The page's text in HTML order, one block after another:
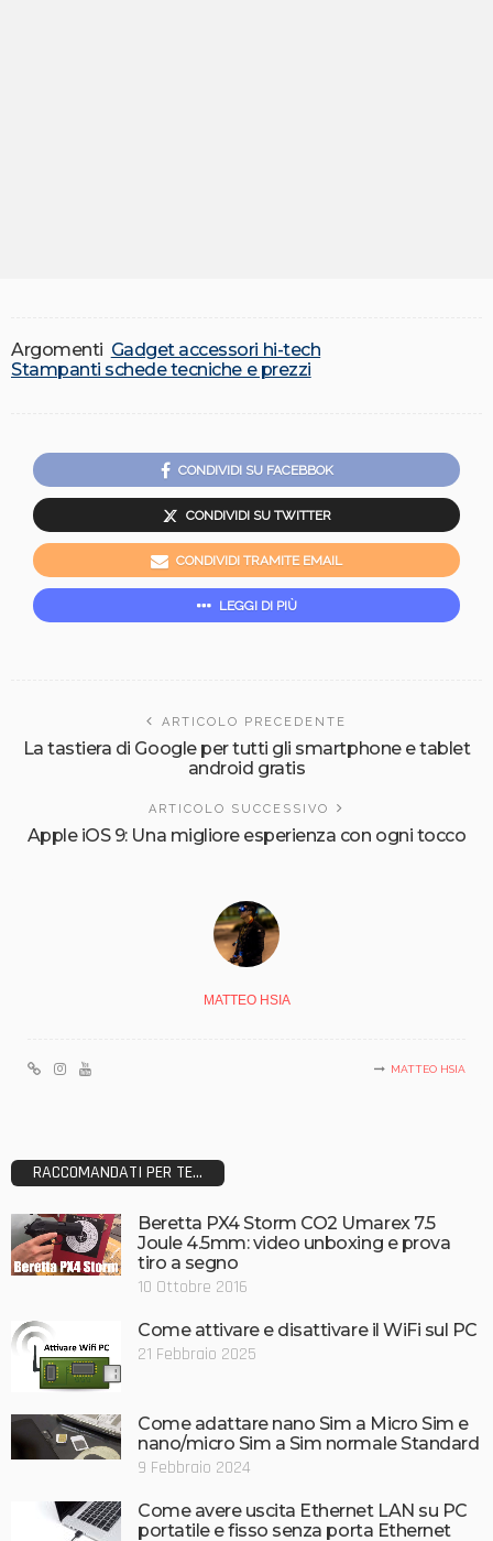
Argomenti Gadget accessori hi-tech
Stampanti schede tecniche e prezzi
CONDIVIDI SU FACEBBOK
CONDIVIDI SU TWITTER
CONDIVIDI TRAMITE EMAIL
LEGGI DI PIÙ
ARTICOLO PRECEDENTE
La tastiera di Google per tutti gli smartphone e tablet
android gratis
ARTICOLO SUCCESSIVO
Apple iOS 9: Una migliore esperienza con ogni tocco
MATTEO HSIA
MATTEO HSIA
RACCOMANDATI PER TE...
Beretta PX4 Storm CO2 Umarex 7.5
Joule 4.5mm: video unboxing e prova
tiro a segno
10 Ottobre 2016
Come attivare e disattivare il WiFi sul PC
21 Febbraio 2025
Come adattare nano Sim a Micro Sim e
nano/micro Sim a Sim normale Standard
9 Febbraio 2024
Come avere uscita Ethernet LAN su PC
portatile e fisso senza porta Ethernet